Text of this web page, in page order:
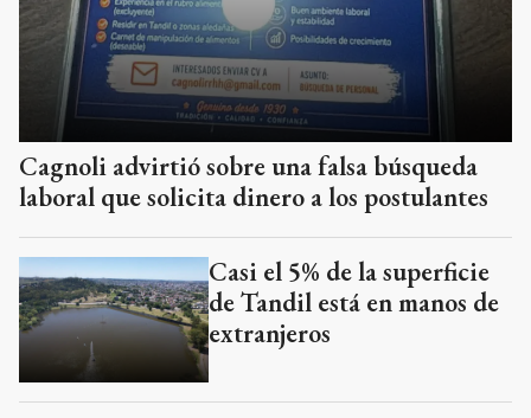
Cagnoli advirtió sobre una falsa búsqueda
laboral que solicita dinero a los postulantes
Casi el 5% de la superficie
de Tandil está en manos de
extranjeros